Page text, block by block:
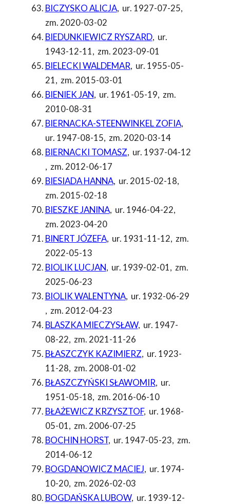
BICZYSKO ALICJA, ur. 1927-07-25,
zm. 2020-03-02
BIEDUNKIEWICZ RYSZARD, ur.
1943-12-11, zm. 2023-09-01
BIELECKI WALDEMAR, ur. 1955-05-
21, zm. 2015-03-01
BIENIEK JAN, ur. 1961-05-19, zm.
2010-08-31
BIERNACKA-STEENWINKEL ZOFIA,
ur. 1947-08-15, zm. 2020-03-14
BIERNACKI TOMASZ, ur. 1937-04-12
, zm. 2012-06-17
BIESIADA HANNA, ur. 2015-02-18,
zm. 2015-02-18
BIESZKE JANINA, ur. 1946-04-22,
zm. 2023-04-20
BINERT JÓZEFA, ur. 1931-11-12, zm.
2022-05-13
BIOLIK LUCJAN, ur. 1939-02-01, zm.
2025-06-23
BIOLIK WALENTYNA, ur. 1932-06-29
, zm. 2012-04-23
BLASZKA MIECZYSŁAW, ur. 1947-
08-22, zm. 2021-11-26
BŁASZCZYK KAZIMIERZ, ur. 1923-
11-28, zm. 2008-01-02
BŁASZCZYŃSKI SŁAWOMIR, ur.
1951-05-18, zm. 2016-06-10
BŁAŻEWICZ KRZYSZTOF, ur. 1968-
05-01, zm. 2006-07-25
BOCHIN HORST, ur. 1947-05-23, zm.
2014-06-12
BOGDANOWICZ MACIEJ, ur. 1974-
10-20, zm. 2026-02-03
BOGDAŃSKA LUBOW, ur. 1939-12-